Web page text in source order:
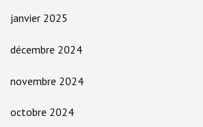
janvier 2025
décembre 2024
novembre 2024
octobre 2024